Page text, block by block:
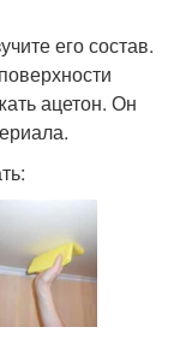
его состав.
ацетон. Он